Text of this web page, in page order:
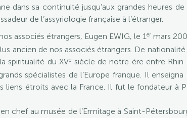
dans sa continuité jusqu’aux grandes heures
de l’assyriologie française à l’étranger.
associés étrangers, Eugen EWIG, le 1er mars
ancien de nos associés étrangers. De
spiritualité du XVe siècle de notre ère entre Rhin
spécialistes de l’Europe franque. Il
liens étroits avec la France. Il fut le fondateur à
chef au musée de l’Ermitage à Saint-